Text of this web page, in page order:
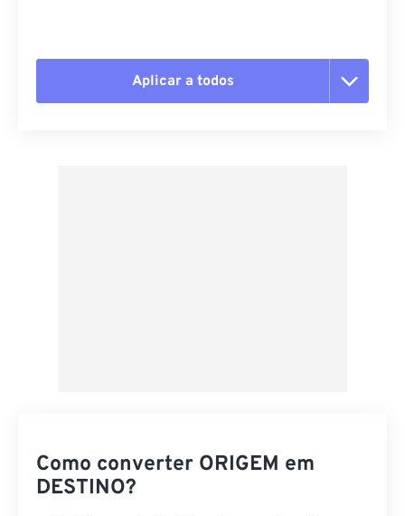
Aplicar a todos
Como converter ORIGEM em
DESTINO?